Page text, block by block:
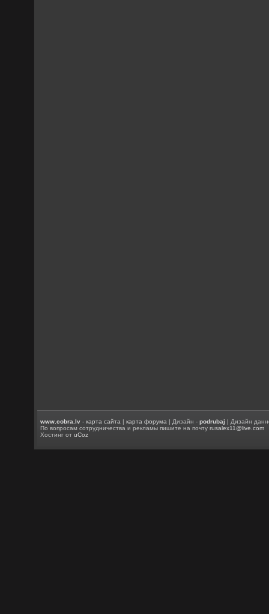
www.cobra.lv -карта сайта |карта форума | Дизайн -podrubaj | Дизайн
По вопросам сотрудничества и рекламы пишите на почтуrusalex11@live.com
Хостинг отuCoz